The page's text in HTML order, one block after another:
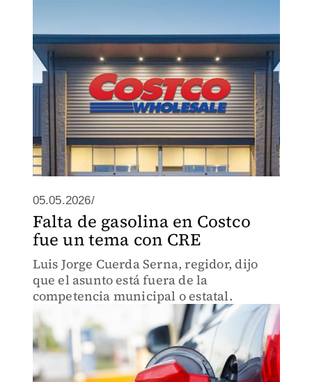
05.05.2026/
Falta de gasolina en Costco
fue un tema con CRE
Luis Jorge Cuerda Serna, regidor, dijo
que el asunto está fuera de la
competencia municipal o estatal.